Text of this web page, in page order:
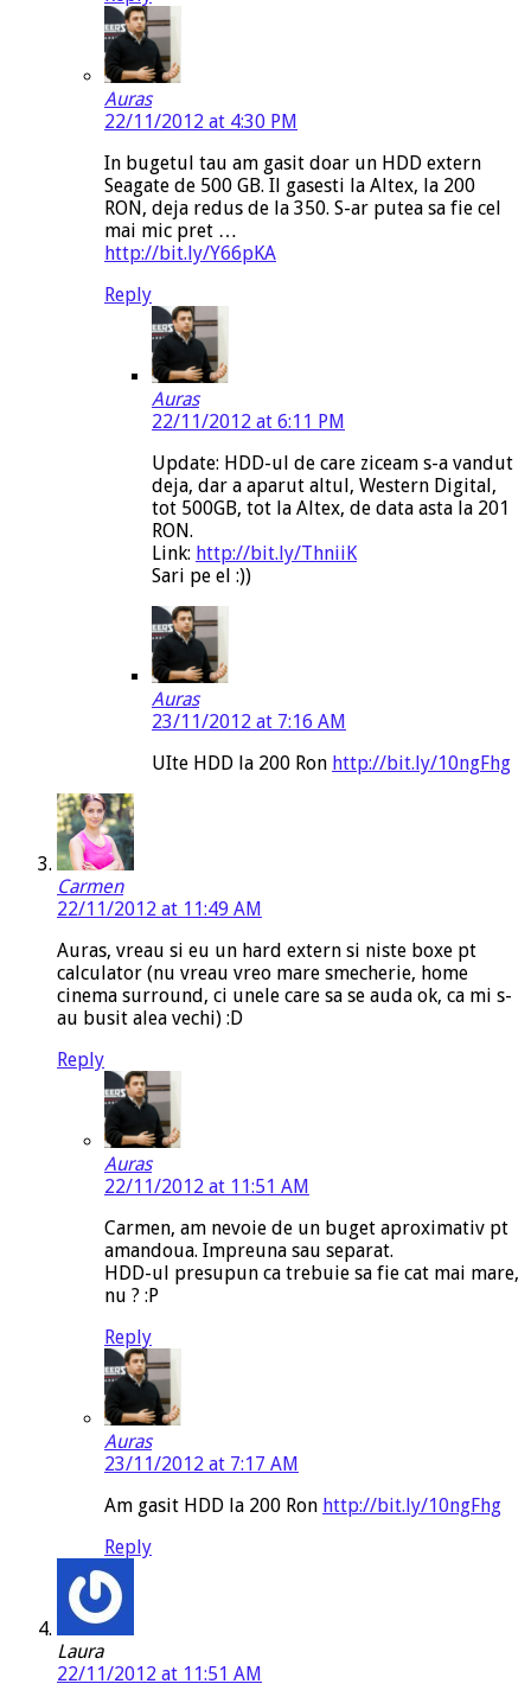
Auras
22/11/2012 at 4:30 PM
In bugetul tau am gasit doar un HDD extern
Seagate de 500 GB. Il gasesti la Altex, la 200
RON, deja redus de la 350. S-ar putea sa fie cel
mai mic pret …
http://bit.ly/Y66pKA
Reply
Auras
22/11/2012 at 6:11 PM
Update: HDD-ul de care ziceam s-a vandut
deja, dar a aparut altul, Western Digital,
tot 500GB, tot la Altex, de data asta la 201
RON.
Link: http://bit.ly/ThniiK
Sari pe el :))
Auras
23/11/2012 at 7:16 AM
UIte HDD la 200 Ron http://bit.ly/10ngFhg
Carmen
22/11/2012 at 11:49 AM
Auras, vreau si eu un hard extern si niste boxe pt
calculator (nu vreau vreo mare smecherie, home
cinema surround, ci unele care sa se auda ok, ca mi s-
au busit alea vechi) :D
Reply
Auras
22/11/2012 at 11:51 AM
Carmen, am nevoie de un buget aproximativ pt
amandoua. Impreuna sau separat.
HDD-ul presupun ca trebuie sa fie cat mai mare,
nu ? :P
Reply
Auras
23/11/2012 at 7:17 AM
Am gasit HDD la 200 Ron http://bit.ly/10ngFhg
Reply
Laura
22/11/2012 at 11:51 AM